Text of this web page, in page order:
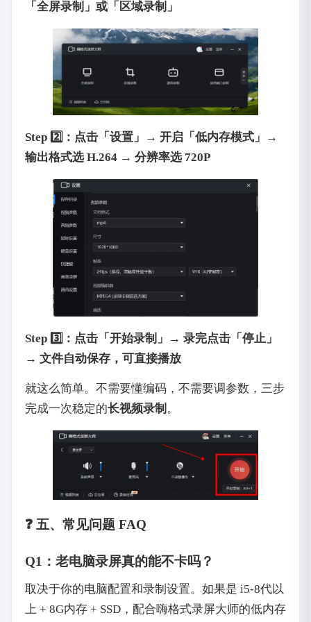
「全屏录制」或「区域录制」
Step 2️⃣：点击「设置」→ 开启「低内存模式」→
输出格式选 H.264 → 分辨率选 720P
Step 3️⃣：点击「开始录制」→ 录完点击「停止」
→ 文件自动保存，可直接播放
就这么简单。不需要懂编码，不需要调参数，三步
完成一次稳定的长视频录制 。
❓ 五、常见问题 FAQ
Q1：老电脑录屏真的能不卡吗？
取决于你的电脑配置和录制设置。如果是 i5-8代以
上 + 8G内存 + SSD，配合嗨格式录屏大师的低内存